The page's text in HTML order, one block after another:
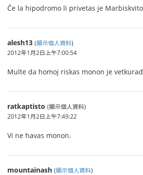
Ĉe la hipodromo li privetas je
alesh13 (顯示個人資料)
2012年1月2日上午7:00:54
Multe da homoj riskas monon je
ratkaptisto (顯示個人資料)
2012年1月2日上午7:49:22
Vi ne havas monon.
mountainash (顯示個人資料)